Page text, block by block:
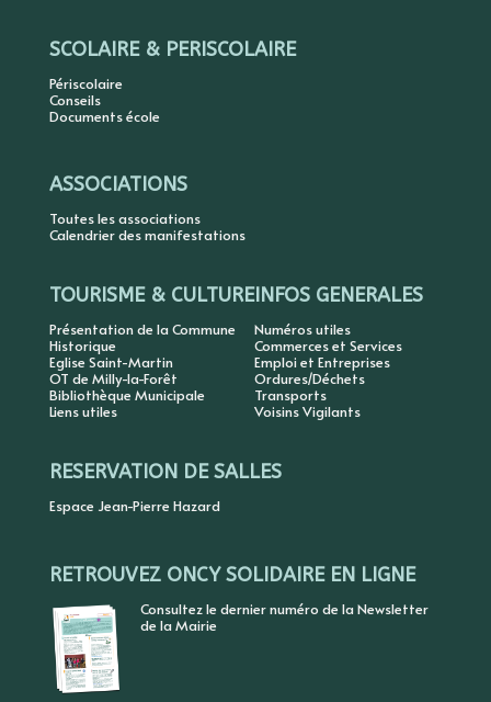
SCOLAIRE & PERISCOLAIRE
Périscolaire
Conseils
Documents école
ASSOCIATIONS
Toutes les associations
Calendrier des manifestations
TOURISME & CULTURE
Présentation de la Commune
Historique
Eglise Saint-Martin
OT de Milly-la-Forêt
Bibliothèque Municipale
Liens utiles
INFOS GENERALES
Numéros utiles
Commerces et Services
Emploi et Entreprises
Ordures/Déchets
Transports
Voisins Vigilants
RESERVATION DE SALLES
Espace Jean-Pierre Hazard
RETROUVEZ ONCY SOLIDAIRE EN LIGNE
Consultez le dernier numéro de la Newsletter
de la Mairie